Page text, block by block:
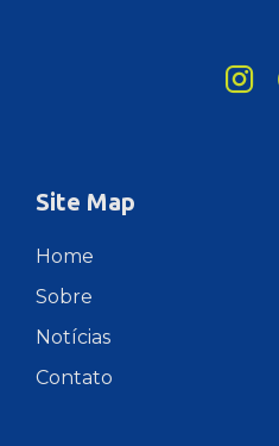
Site Map
Home
Sobre
Notícias
Contato